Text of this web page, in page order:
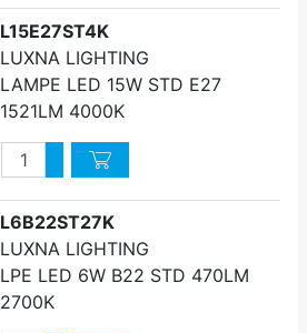
L15E27ST4K
LUXNA LIGHTING
LAMPE LED 15W STD E27
1521LM 4000K
QuantitéAugmenter quantité
Diminuer quantité
L6B22ST27K
LUXNA LIGHTING
LPE LED 6W B22 STD 470LM
2700K